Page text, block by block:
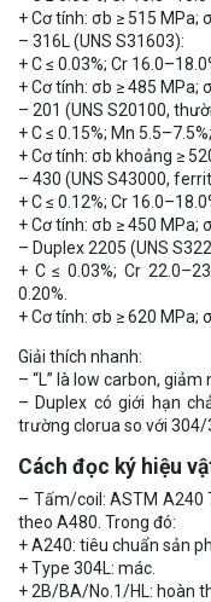
+ Cơ tính: σb ≥ 515 MPa;
– 316L (UNS S31603):
+ C ≤ 0.03%; Cr
+ Cơ tính: σb ≥ 485 MPa;
– 201 (UNS S20100,
+ C ≤ 0.15%; Mn
+ Cơ tính: σb khoảng ≥
– 430 (UNS S43000,
+ C ≤ 0.12%; Cr
+ Cơ tính: σb ≥ 450 MPa;
– Duplex 2205 (UNS
+ C ≤ 0.03%; Cr
0.20%.
+ Cơ tính: σb ≥ 620 MPa;
Giải thích nhanh:
– “L” là low carbon,
– Duplex có giới hạn
trường clorua so với 304/
Cách đọc ký hiệu
– Tấm/coil: ASTM A240
theo A480. Trong đó:
+ A240: tiêu chuẩn sản
+ Type 304L: mác.
+ 2B/BA/No.1/HL: hoàn